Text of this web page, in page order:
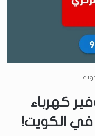
كهرباء
في الكويت!